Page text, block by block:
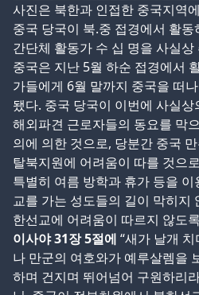
사진은 북한과 인접한 중국지역
중국 당국이 북.중 접경에서 활동
간단체 활동가 수 십 명을 사실
중국은 지난 5월 하순 접경에서
가들에게 6월 말까지 중국을 떠
됐다. 중국 당국이 이번에 사실
해외파견 근로자들의 동요를 막
의에 의한 것으로, 당분간 중국
탈북지원에 어려움이 따를 것으
특별히 여름 방학과 휴가 등을
교를 가는 성도들의 길이 막히지
한선교에 어려움이 따르지 않도
이사야31장5절에 “새가 날개 치
나 만군의 여호와가 예루살렘을
하며 건지며 뛰어넘어 구원하리